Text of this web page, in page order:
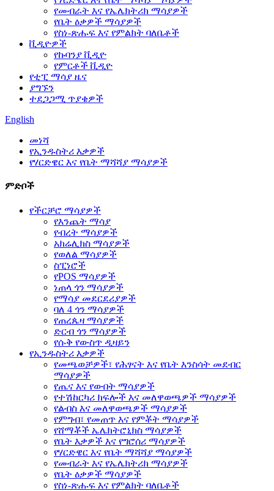
የመብራት እና የኤሌክትሪክ ማሳያዎች
የቤት ዕቃዎች ማሳያዎች
የስነ-ጽሑፍ እና የምልክት ባለቤቶች
ቪዲዮዎች
የኩባንያ ቪዲዮ
የምርቶች ቪዲዮ
የቲፒ ማሳያ ዜና
ያግኙን
ተደጋጋሚ ጥያቄዎች
English
መነሻ
የኢንዱስትሪ እቃዎች
የሃርድዌር እና የቤት ማሻሻያ ማሳያዎች
ምድቦች
የችርቻሮ ማሳያዎች
የእንጨት ማሳያ
የብረት ማሳያዎች
አክሬሊክስ ማሳያዎች
የወለል ማሳያዎች
ስፒነሮች
የPOS ማሳያዎች
ነጠላ ጎን ማሳያዎች
የማሳያ መደርደሪያዎች
ባለ 4 ጎን ማሳያዎች
የጠረጴዛ ማሳያዎች
ድርብ ጎን ማሳያዎች
የሱቅ የውስጥ ዲዛይን
የኢንዱስትሪ እቃዎች
የመጫወቻዎች፣ የሕፃናት እና የቤት እንስሳት መደብር
ማሳያዎች
የጤና እና የውበት ማሳያዎች
የተሽከርካሪ ክፍሎች እና መለዋወጫዎች ማሳያዎች
የልብስ እና መለዋወጫዎች ማሳያዎች
የምግብ፣ የመጠጥ እና የምቾት ማሳያዎች
የሸማቾች ኤሌክትሮኒክስ ማሳያዎች
የቤት እቃዎች እና የግሮሰሪ ማሳያዎች
የሃርድዌር እና የቤት ማሻሻያ ማሳያዎች
የመብራት እና የኤሌክትሪክ ማሳያዎች
የቤት ዕቃዎች ማሳያዎች
የስነ-ጽሑፍ እና የምልክት ባለቤቶች